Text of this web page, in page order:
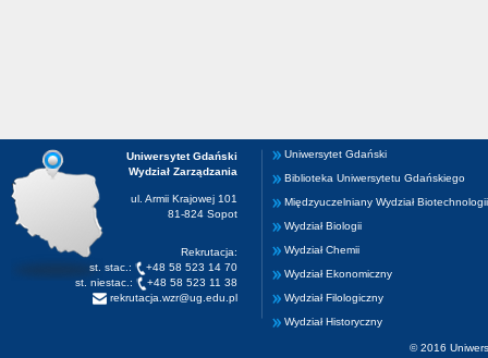
Uniwersytet Gdański
Wydział Zarządzania
ul. Armii Krajowej 101
81-824 Sopot
Rekrutacja:
st. stac.:
+48 58 523 14 70
st. niestac.:
+48 58 523 11 38
rekrutacja.wzr@ug.edu.pl
Uniwersytet Gdański
Biblioteka Uniwersytetu Gdańskiego
Międzyuczelniany Wydział Biotechnologii
Wydział Biologii
Wydział Chemii
Wydział Ekonomiczny
Wydział Filologiczny
Wydział Historyczny
© 2016